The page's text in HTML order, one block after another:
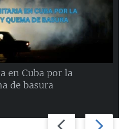
Previous Next
en Cuba por la
de basura